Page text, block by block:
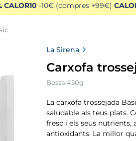
CALOR10 -10€ (compres +99€)
La Sirena
Carxofa
Bossa 450g
La carxofa trossejada
saludable als teus plats.
fresc i els seus nutrients,
antioxidants. La millor